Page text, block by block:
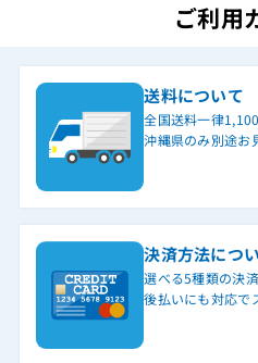
ご利用
送料について
全国送料一律
沖縄県のみ別途お
決済方法につ
選べる5種類の決済
後払いにも対応で